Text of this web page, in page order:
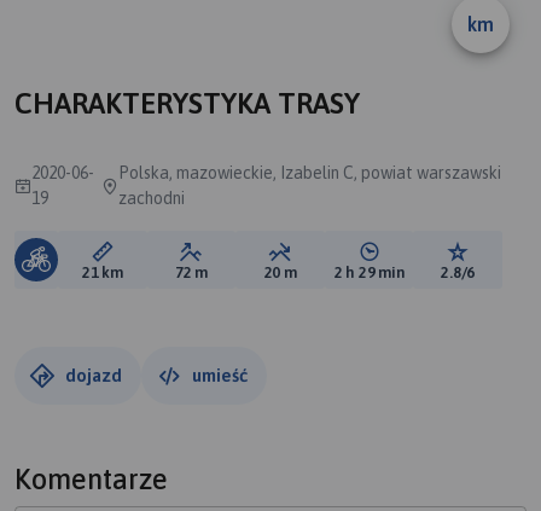
km
CHARAKTERYSTYKA TRASY
2020-06-
19
Polska, mazowieckie, Izabelin C, powiat warszawski
zachodni
Długość trasy:
21 km Suma przewyższeń:
72 m Suma spadków:
20 m Średni czas potrzebny
2 h 29 min Ocena
2.8/6
dojazd umieść
Komentarze